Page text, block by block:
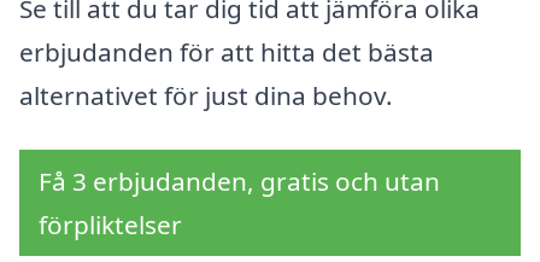
Se till att du tar dig tid att jämföra olika
erbjudanden för att hitta det bästa
alternativet för just dina behov.
Få 3 erbjudanden, gratis och utan
förpliktelser